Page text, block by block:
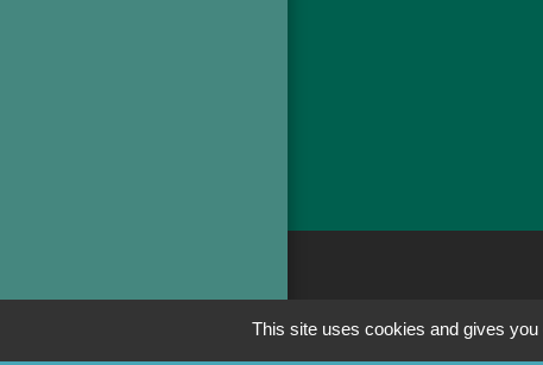
Liens
This site uses cookies and gives